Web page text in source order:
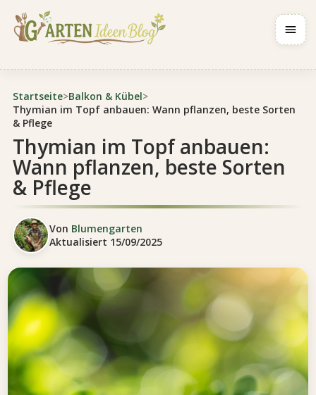
Startseite>Balkon & Kübel>
Thymian im Topf anbauen: Wann pflanzen, beste Sorten
& Pflege
Thymian im Topf anbauen:
Wann pflanzen, beste Sorten
& Pflege
Von Blumengarten
Aktualisiert 15/09/2025